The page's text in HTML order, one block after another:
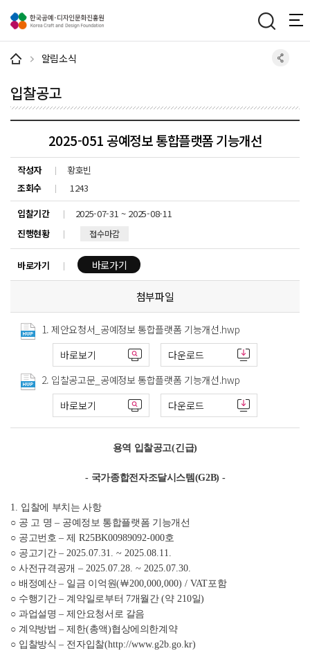
알림소식
입찰공고
2025-051 공예정보 통합플랫폼 기능개선
작성자
황호빈
조회수
1243
입찰기간
2025-07-31 ~ 2025-08-11
진행현황
접수마감
바로가기 바로가기
첨부파일
1. 제안요청서_공예정보 통합플랫폼 기능개선.hwp
바로보기
다운로드
2. 입찰공고문_공예정보 통합플랫폼 기능개선.hwp
바로보기
다운로드
용역 입찰공고(긴급)
- 국가종합전자조달시스템 (G2B) -
1. 입찰에 부치는 사항
○ 공 고 명 – 공예정보 통합플랫폼 기능개선
○ 공고번호–제 R25BK00989092-000호
○ 공고기간– 2025.07.31. ~ 2025.08.11.
○ 사전규격공개 – 2025.07.28. ~ 2025.07.30.
○ 배정예산– 일금 이억원(￦200,000,000) / VAT포함
○ 수행기간– 계약일로부터 7개월간(약 210일)
○ 과업설명–제안요청서로 갈음
○ 계약방법–제한(총액)협상에의한계약
○ 입찰방식– 전자입찰(http://www.g2b.go.kr)